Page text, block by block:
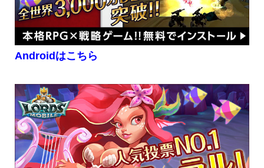
Androidはこちら